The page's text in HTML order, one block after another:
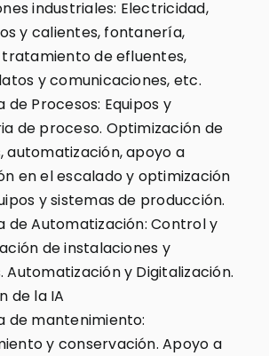
industriales: Electricidad,
y calientes, fontanería,
tratamiento de efluentes,
y comunicaciones, etc.
de Procesos: Equipos y
de proceso. Optimización de
automatización, apoyo a
en el escalado y optimización
y sistemas de producción.
de Automatización: Control y
de instalaciones y
Automatización y Digitalización.
de la IA
de mantenimiento:
y conservación. Apoyo a